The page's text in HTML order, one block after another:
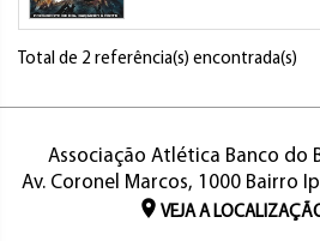
Total de 2 referência(s) encontrada(s)
Associação Atlética Banco do
Av. Coronel Marcos, 1000 Bairro
VEJA A